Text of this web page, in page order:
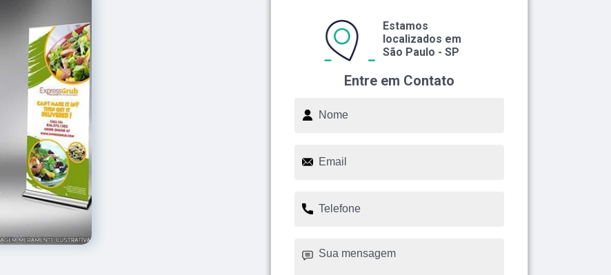
Entre em Contato
Estamos
localizados em
São Paulo - SP